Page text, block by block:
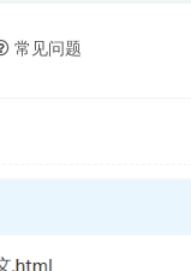
常见问题